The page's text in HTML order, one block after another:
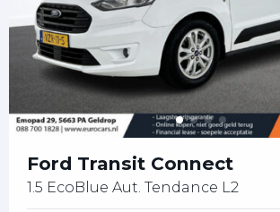
Ford Transit Connect
1.5 EcoBlue Aut. Tendance L2